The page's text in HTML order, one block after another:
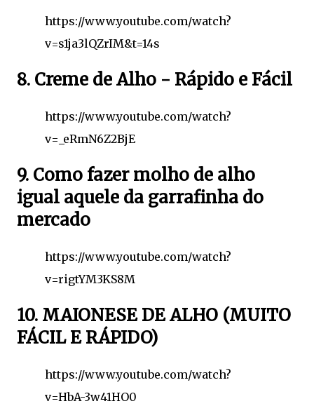
https://www.youtube.com/watch?
v=s1ja3lQZrIM&t=14s
8. Creme de Alho - Rápido e Fácil
https://www.youtube.com/watch?
v=_eRmN6Z2BjE
9. Como fazer molho de alho
igual aquele da garrafinha do
mercado
https://www.youtube.com/watch?
v=rigtYM3KS8M
10. MAIONESE DE ALHO (MUITO
FÁCIL E RÁPIDO)
https://www.youtube.com/watch?
v=HbA-3w41HO0